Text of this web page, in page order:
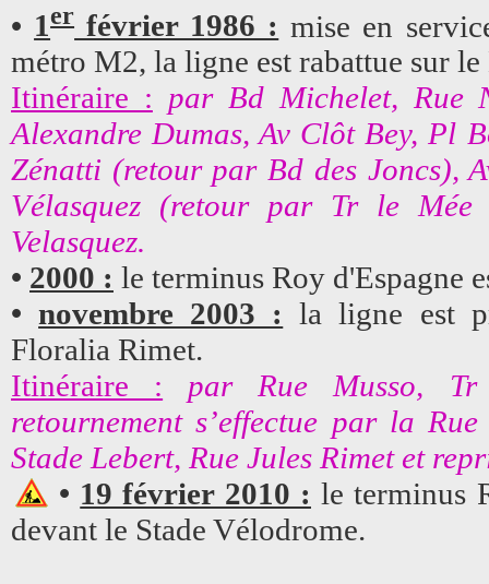
• 1er février 1986 : mise en
métro M2, la ligne est rabattue sur
Itinéraire : par Bd Michelet, Rue
Alexandre Dumas, Av Clôt Bey, Pl
Zénatti (retour par Bd des Joncs),
Vélasquez (retour par Tr le
Velasquez.
• 2000 : le terminus Roy d'Espagne
•novembre 2003 : la ligne est
Floralia Rimet.
Itinéraire :
par Rue Musso,
retournement s’effectue par la
Stade Lebert, Rue Jules Rimet et
• 19 février 2010 : le terminus
devant le Stade Vélodrome.